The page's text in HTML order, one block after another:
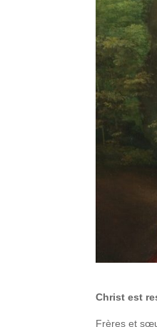
Christ est
Frères et